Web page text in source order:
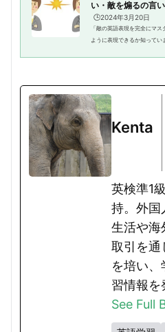
い・敵を煽るの言
🕒️2024年3月20日
「敵の英語表現を完全にマ
ように表現できるか知ってい
Kenta
英検準1
持。外国
生活や海
取引を通
を培い
習情報を
See Full